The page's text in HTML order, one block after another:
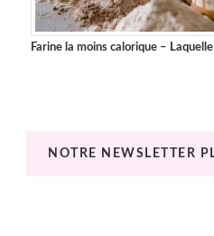
Farine la moins calorique –
NOTRE NEWSLETTER